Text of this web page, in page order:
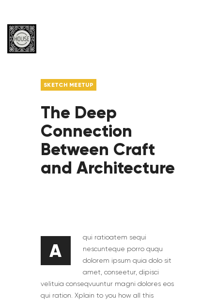
SKETCH MEETUP
The Deep
Connection
Between Craft
and Architecture
A
qui ratioatem sequi
nescunteque porro ququ
dolorem ipsum quia dolo sit
amet, conseetur, dipisci
velituia conseqvuuntur magni dolores eos
qui ration. Xplain to you how all this